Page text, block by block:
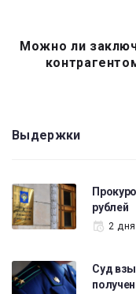
Можно ли
Выдержки
рублей
2
Суд